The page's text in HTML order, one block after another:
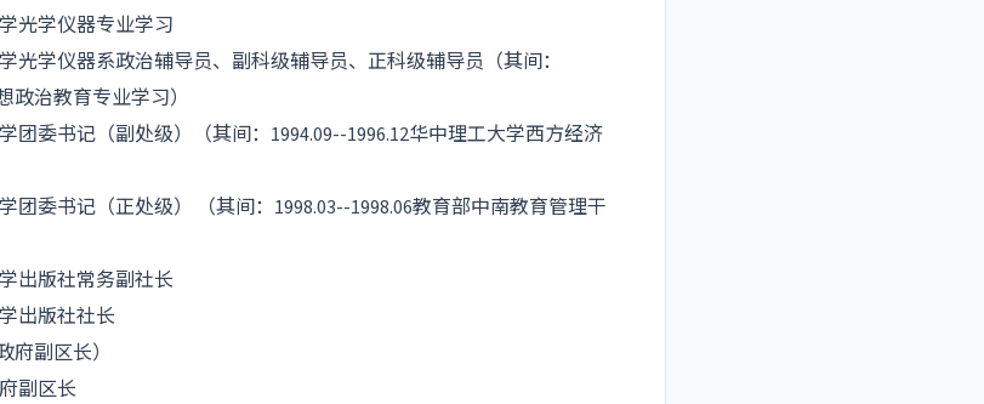
光学仪器专业学习
光学仪器系政治辅导员、副科级辅导员、正科级辅导员（其间：
政治教育专业学习）
团委书记（副处级）（其间：1994.09--1996.12华中理工大学西方经济
团委书记（正处级） （其间：1998.03--1998.06教育部中南教育管理干
出版社常务副社长
出版社社长
府副区长）
副区长